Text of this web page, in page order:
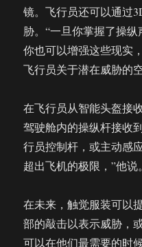
镜。飞行员还可以通过
胁。“一旦你掌握了操纵
你也可以增强这些现实
飞行员关于潜在威胁的
在飞行员从智能头盔接
驾驶舱内的操纵杆接收
行员控制杆，或主动感
超出飞机的极限，”他说。
在未来，触觉服装可以
部的敲击以表示威胁，
可以在他们最需要的时